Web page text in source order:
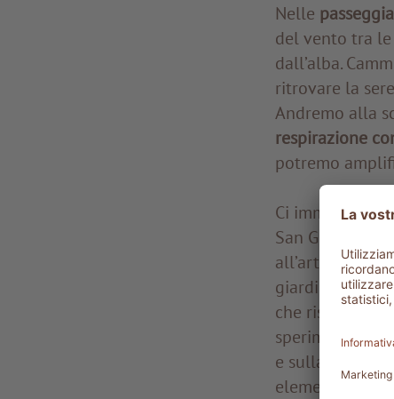
Nelle
del vento tra
dall’alba.
ritrovare la
Andremo alla
respirazione
potremo
Ci
San Giovanni
all’artista
giardini e
che risveglia
sperimentare
e sulla
elementi della